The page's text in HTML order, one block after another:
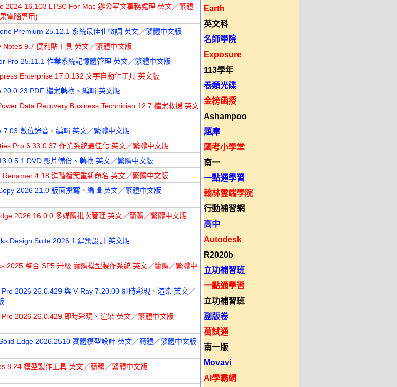
2024 16.103 LTSC For Mac 辦公室文事務處理 英文／繁體
電腦專用)
Premium 25.12.1 系統最佳化微調 英文／繁體中文版
Notes 9.7 便利貼工具 英文／繁體中文版
Pro 25.11.1 作業系統記憶體管理 英文／繁體中文版
Enterprise 17.0.132 文字自動化工具 英文版
20.0.23 PDF 檔案轉換、編輯 英文版
Data Recovery Business Technician 12.7 檔案救援 英文
7.03 數位錄音、編輯 英文／繁體中文版
Pro 6.33.0.37 作業系統最佳化 英文／繁體中文版
DVD 影片備份、轉換 英文／繁體中文版
Renamer 4.18 進階檔案重新命名 英文／繁體中文版
2026 21.0 版面撰寫、編輯 英文／繁體中文版
2026 16.0.0 多媒體批次管理 英文／簡體／繁體中文版
Design Suite 2026.1 建築設計 英文版
2025 整合 SP5 升級 實體模型製作系統 英文／簡體／繁體中
2026 26.0.429 與 V-Ray 7.20.00 即時彩現、渲染 英文／
2026 26.0.429 即時彩現、渲染 英文／繁體中文版
Edge 2026.2510 實體模型設計 英文／簡體／繁體中文版
8.24 模型製作工具 英文／簡體／繁體中文版
Earth
英文科
名師學院
Exposure
113學年
卷類光碟
金榜函授
Ashampoo
題庫
國考小學堂
南一
一點通學習
翰林雲端學院
行動補習網
高中
Autodesk
R2020b
立功補習班
一點通學習
立功補習班
副版卷
萬試通
南一版
Movavi
AI學霸網